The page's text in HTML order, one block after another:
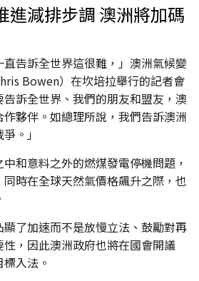
進減排步調 澳洲將加碼
直告訴全世界這很難，」澳洲氣候變
Bowen）在坎培拉舉行的記者會
告訴全世界、我們的朋友和盟友，澳
夥伴。如總理所說，我們告訴澳洲
。」
和意料之外的燃煤發電停機問題，
時在全球天然氣價格飆升之際，也
了加速而不是放慢立法、鼓勵對再
，因此澳洲政府也將在國會開議
入法。